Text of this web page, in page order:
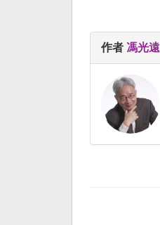
作者 馮光遠